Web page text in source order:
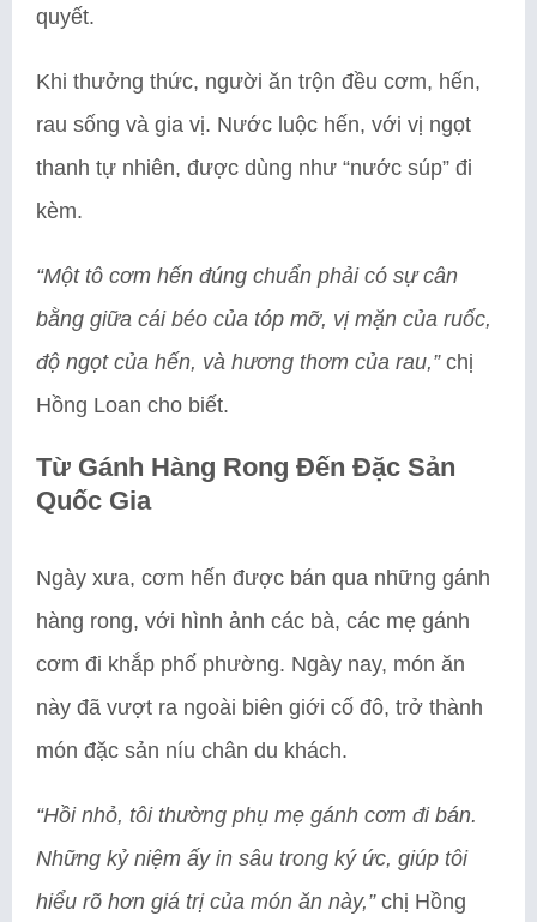
quyết.
Khi thưởng thức, người ăn trộn đều cơm, hến,
rau sống và gia vị. Nước luộc hến, với vị ngọt
thanh tự nhiên, được dùng như “nước súp” đi
kèm.
“Một tô cơm hến đúng chuẩn phải có sự cân
bằng giữa cái béo của tóp mỡ, vị mặn của ruốc,
độ ngọt của hến, và hương thơm của rau,”chị
Hồng Loan cho biết.
Từ Gánh Hàng Rong Đến Đặc Sản
Quốc Gia
Ngày xưa, cơm hến được bán qua những gánh
hàng rong, với hình ảnh các bà, các mẹ gánh
cơm đi khắp phố phường. Ngày nay, món ăn
này đã vượt ra ngoài biên giới cố đô, trở thành
món đặc sản níu chân du khách.
“Hồi nhỏ, tôi thường phụ mẹ gánh cơm đi bán.
Những kỷ niệm ấy in sâu trong ký ức, giúp tôi
hiểu rõ hơn giá trị của món ăn này,”chị Hồng